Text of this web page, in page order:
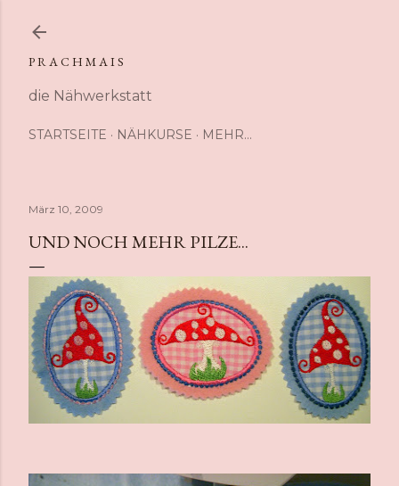
P R A C H M A I S
die Nähwerkstatt
STARTSEITE NÄHKURSE MEHR…
März 10, 2009
UND NOCH MEHR PILZE...